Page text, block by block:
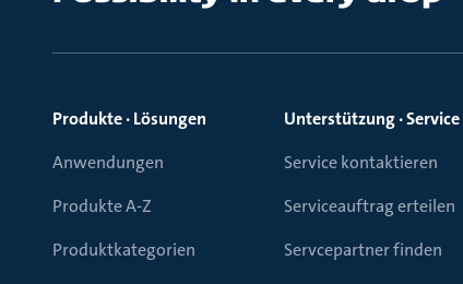
Produkte · Lösungen
Anwendungen
Produkte A-Z
Produktkategorien
Unterstützung · Service
Service kontaktieren
Serviceauftrag erteilen
Servcepartner finden